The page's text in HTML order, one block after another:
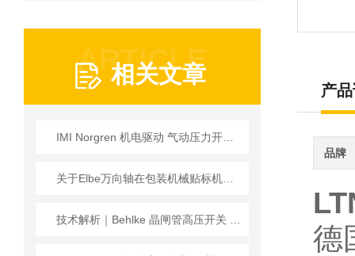
ARTICLE
相关文章
产
品牌
德